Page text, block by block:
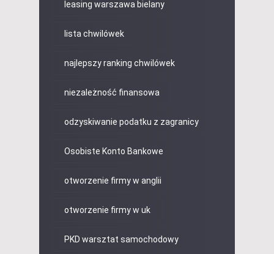
leasing warszawa bielany
lista chwilówek
najlepszy ranking chwilówek
niezależność finansowa
odzyskiwanie podatku z zagranicy
Osobiste Konto Bankowe
otworzenie firmy w anglii
otworzenie firmy w uk
PKD warsztat samochodowy